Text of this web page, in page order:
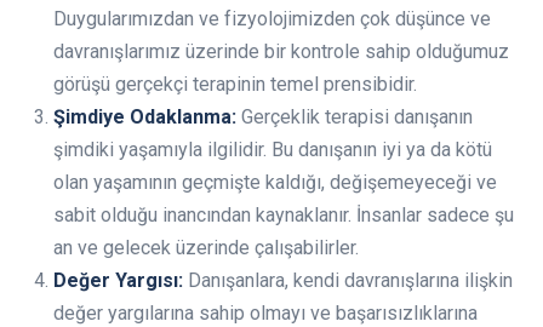
Duygularımızdan ve fizyolojimizden çok düşünce ve
davranışlarımız üzerinde bir kontrole sahip olduğumuz
görüşü gerçekçi terapinin temel prensibidir.
Şimdiye Odaklanma: Gerçeklik terapisi danışanın
şimdiki yaşamıyla ilgilidir. Bu danışanın iyi ya da kötü
olan yaşamının geçmişte kaldığı, değişemeyeceği ve
sabit olduğu inancından kaynaklanır. İnsanlar sadece şu
an ve gelecek üzerinde çalışabilirler.
Değer Yargısı: Danışanlara, kendi davranışlarına ilişkin
değer yargılarına sahip olmayı ve başarısızlıklarına